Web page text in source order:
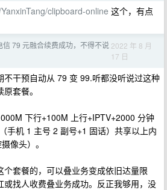
clipboard-online 这个，有点
信 79 元融合续费成功，不得不说 2022 年 8 月
17 日
不干预自动从 79 变 99.听都没听说过这种
套餐。
下行+100M 上行+IPTV+2000 分钟
手机 1 主号 2 副号+1 固话）共享以上内
像头）。
套餐的，可以叠业务变成依旧达量限
找人收费叠业务成功。反正我够用，没